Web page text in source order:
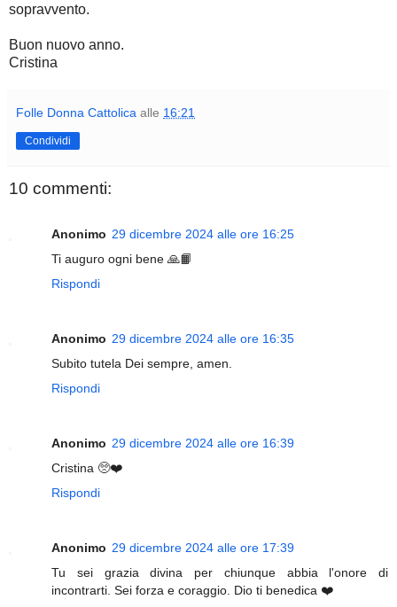
sopravvento.
Buon nuovo anno.
Cristina
Folle Donna Cattolica alle 16:21
Condividi
10 commenti:
Anonimo 29 dicembre 2024 alle ore 16:25
Ti auguro ogni bene 🙏📙
Rispondi
Anonimo 29 dicembre 2024 alle ore 16:35
Subito tutela Dei sempre, amen.
Rispondi
Anonimo 29 dicembre 2024 alle ore 16:39
Cristina 🥺❤️
Rispondi
Anonimo 29 dicembre 2024 alle ore 17:39
Tu sei grazia divina per chiunque abbia l'onore di
incontrarti. Sei forza e coraggio. Dio ti benedica ❤️